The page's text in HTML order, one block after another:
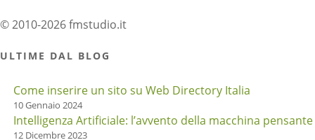
© 2010-2026 fmstudio.it
ULTIME DAL BLOG
Come inserire un sito su Web Directory Italia
10 Gennaio 2024
Intelligenza Artificiale: l’avvento della macchina pensante
12 Dicembre 2023